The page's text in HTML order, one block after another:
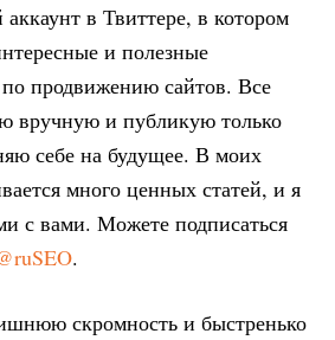
в Твиттере, в котором
и полезные
продвижению сайтов. Все
вручную и публикую только
себе на будущее. В моих
много ценных статей, и я
с вами. Можете подписаться
.
скромность и быстренько